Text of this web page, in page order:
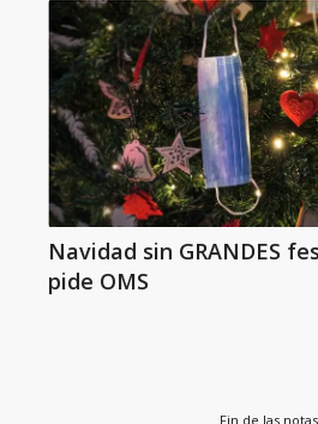
Navidad sin GRANDES
pide OMS
Fin de las notas